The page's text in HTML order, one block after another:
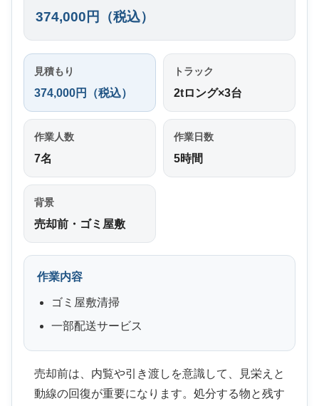
374,000円（税込）
見積もり
374,000円（税込）
トラック
2tロング×3台
作業人数
7名
作業日数
5時間
背景
売却前・ゴミ屋敷
作業内容
ゴミ屋敷清掃
一部配送サービス
売却前は、内覧や引き渡しを意識して、見栄えと
動線の回復が重要になります。処分する物と残す